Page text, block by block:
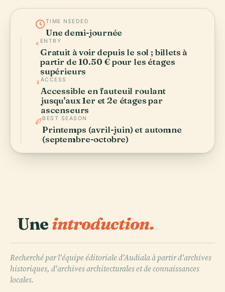
TIME NEEDED
Une demi-journée
ENTRY
Gratuit à voir depuis le sol ; billets à
partir de 10.50 € pour les étages
supérieurs
ACCESS
Accessible en fauteuil roulant
jusqu'aux 1er et 2e étages par
ascenseurs
BEST SEASON
Printemps (avril-juin) et automne
(septembre-octobre)
Uneintroduction.
Recherché par l'équipe éditoriale d'Audiala à partir d'archives
historiques, d'archives architecturales et de connaissances
locales.